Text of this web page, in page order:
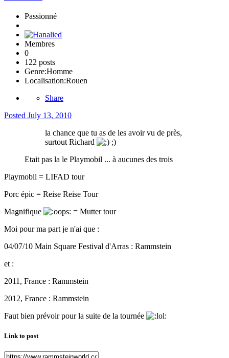
Passionné
Membres
0
122 posts
Genre:Homme
Localisation:Rouen
Share
Posted July 13, 2010
la chance que tu as de les avoir vu de près,
surtout Richard
;)
Etait pas la le Playmobil ... à aucunes des trois
Playmobil = LIFAD tour
Porc épic = Reise Reise Tour
Magnifique
= Mutter tour
Moi pour ma part je n'ai que :
04/07/10 Main Square Festival d'Arras : Rammstein
et :
2011, France : Rammstein
2012, France : Rammstein
Faut bien prévoir pour la suite de la tournée
Link to post